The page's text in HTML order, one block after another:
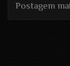
Postagem